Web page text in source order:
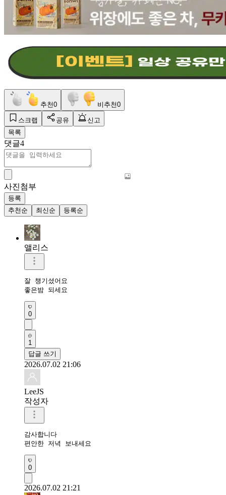
추천0 비추천0
스크랩 공유
신고
목록
댓글4
사진첨부
등록
추천순
최신순 등록순
앨리스
잘 챙기셨어요
좋은밤 되세요
0
1
답글 쓰기
2026.07.02 21:06
LeeJS
작성자
감사합니다
편안한 저녁 보내세요
0
2026.07.02 21:21